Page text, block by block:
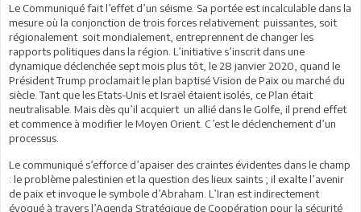
Le Communiqué fait l’effet d’un séisme. Sa portée est incalculable dans la
mesure où la conjonction de trois forces relativement puissantes, soit
régionalement soit mondialement, entreprennent de changer les
rapports politiques dans la région. L’initiative s’inscrit dans une
dynamique déclenchée sept mois plus tôt, le 28 janvier 2020, quand le
Président Trump proclamait le plan baptisé Vision de Paix ou marché du
siècle. Tant que les Etats-Unis et Israël étaient isolés, ce Plan était
neutralisable. Mais dès qu’il acquiert un allié dans le Golfe, il prend effet
et commence à modifier le Moyen Orient. C’est le déclenchement d’un
processus.
Le communiqué s’efforce d’apaiser des craintes évidentes dans le champ
: le problème palestinien et la question des lieux saints ; il exalte l’avenir
de paix et invoque le symbole d’Abraham. L’Iran est indirectement
évoqué à travers l’Agenda Stratégique de Coopération pour la sécurité